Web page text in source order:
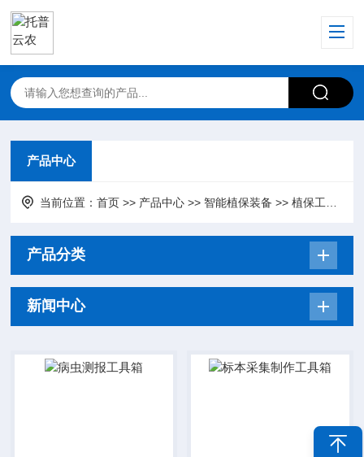
产品中心
当前位置：首页 >> 产品中心 >> 智能植保装备 >>植保工具箱
产品分类
新闻中心